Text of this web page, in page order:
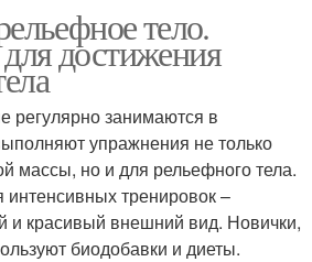
тело.
достижения
регулярно занимаются в
упражнения не только
массы, но и для рельефного тела.
тренировок –
и красивый внешний вид. Новички,
биодобавки и диеты.